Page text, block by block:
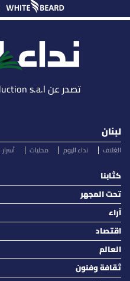
تصدر عن Lebanese Media Production s.a.l
لبنان
الغلاف نداء اليوم محليات أسرار
كتّابنا
تحت المجهر
آراء
اقتصاد
العالم
ثقافة وفنون